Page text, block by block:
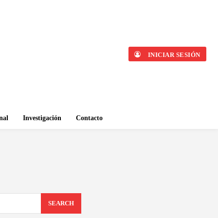
INICIAR SESIÓN
Investigación Contacto
SEARCH